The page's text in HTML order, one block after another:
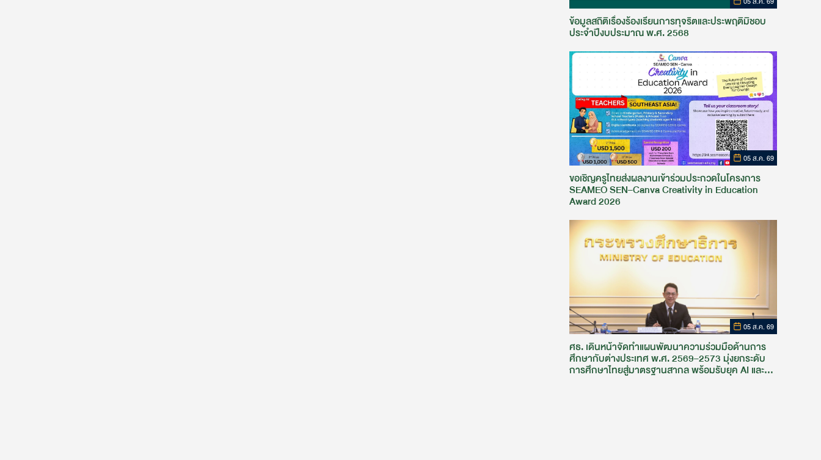
ข้อมูลสถิติเรื่องร้องเรียนการทุจริตและประพฤติมิชอบ
ประจำปีงบประมาณ พ.ศ. 2568
05 ส.ค. 69
ขอเชิญครูไทยส่งผลงานเข้าร่วมประกวดในโครงการ
SEAMEO SEN–Canva Creativity in Education
Award 2026
05 ส.ค. 69
ศธ. เดินหน้าจัดทำแผนพัฒนาความร่วมมือด้านการ
ศึกษากับต่างประเทศ พ.ศ. 2569–2573 มุ่งยกระดับ
การศึกษาไทยสู่มาตรฐานสากล พร้อมรับยุค AI และ